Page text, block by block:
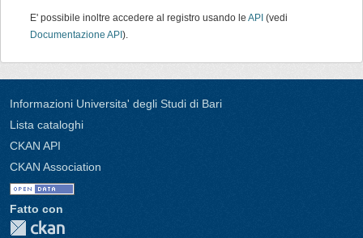
E' possibile inoltre accedere al registro usando le API (vedi
Documentazione API ).
Informazioni Universita' degli Studi di Bari
Lista cataloghi
CKAN API
CKAN Association
Fatto con